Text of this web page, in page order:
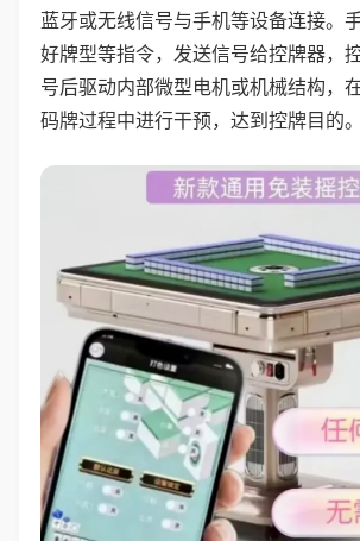
蓝牙或无线信号与手机等设备连接。
好牌型等指令，发送信号给控牌器，
号后驱动内部微型电机或机械结构，
码牌过程中进行干预，达到控牌目的。